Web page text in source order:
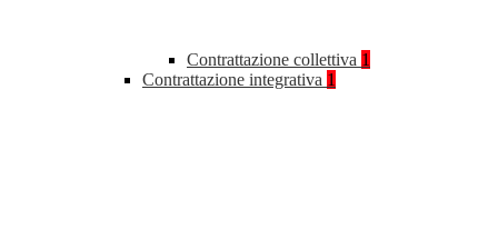
Contrattazione collettiva 1
Contrattazione integrativa 1